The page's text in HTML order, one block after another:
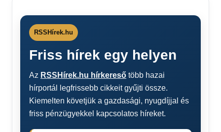
RSSHírek.hu
Friss hírek egy helyen
Az RSSHírek.hu hírkereső több hazai
hírportál legfrissebb cikkeit gyűjti össze.
Kiemelten követjük a gazdasági, nyugdíjjal és
friss pénzügyekkel kapcsolatos híreket.